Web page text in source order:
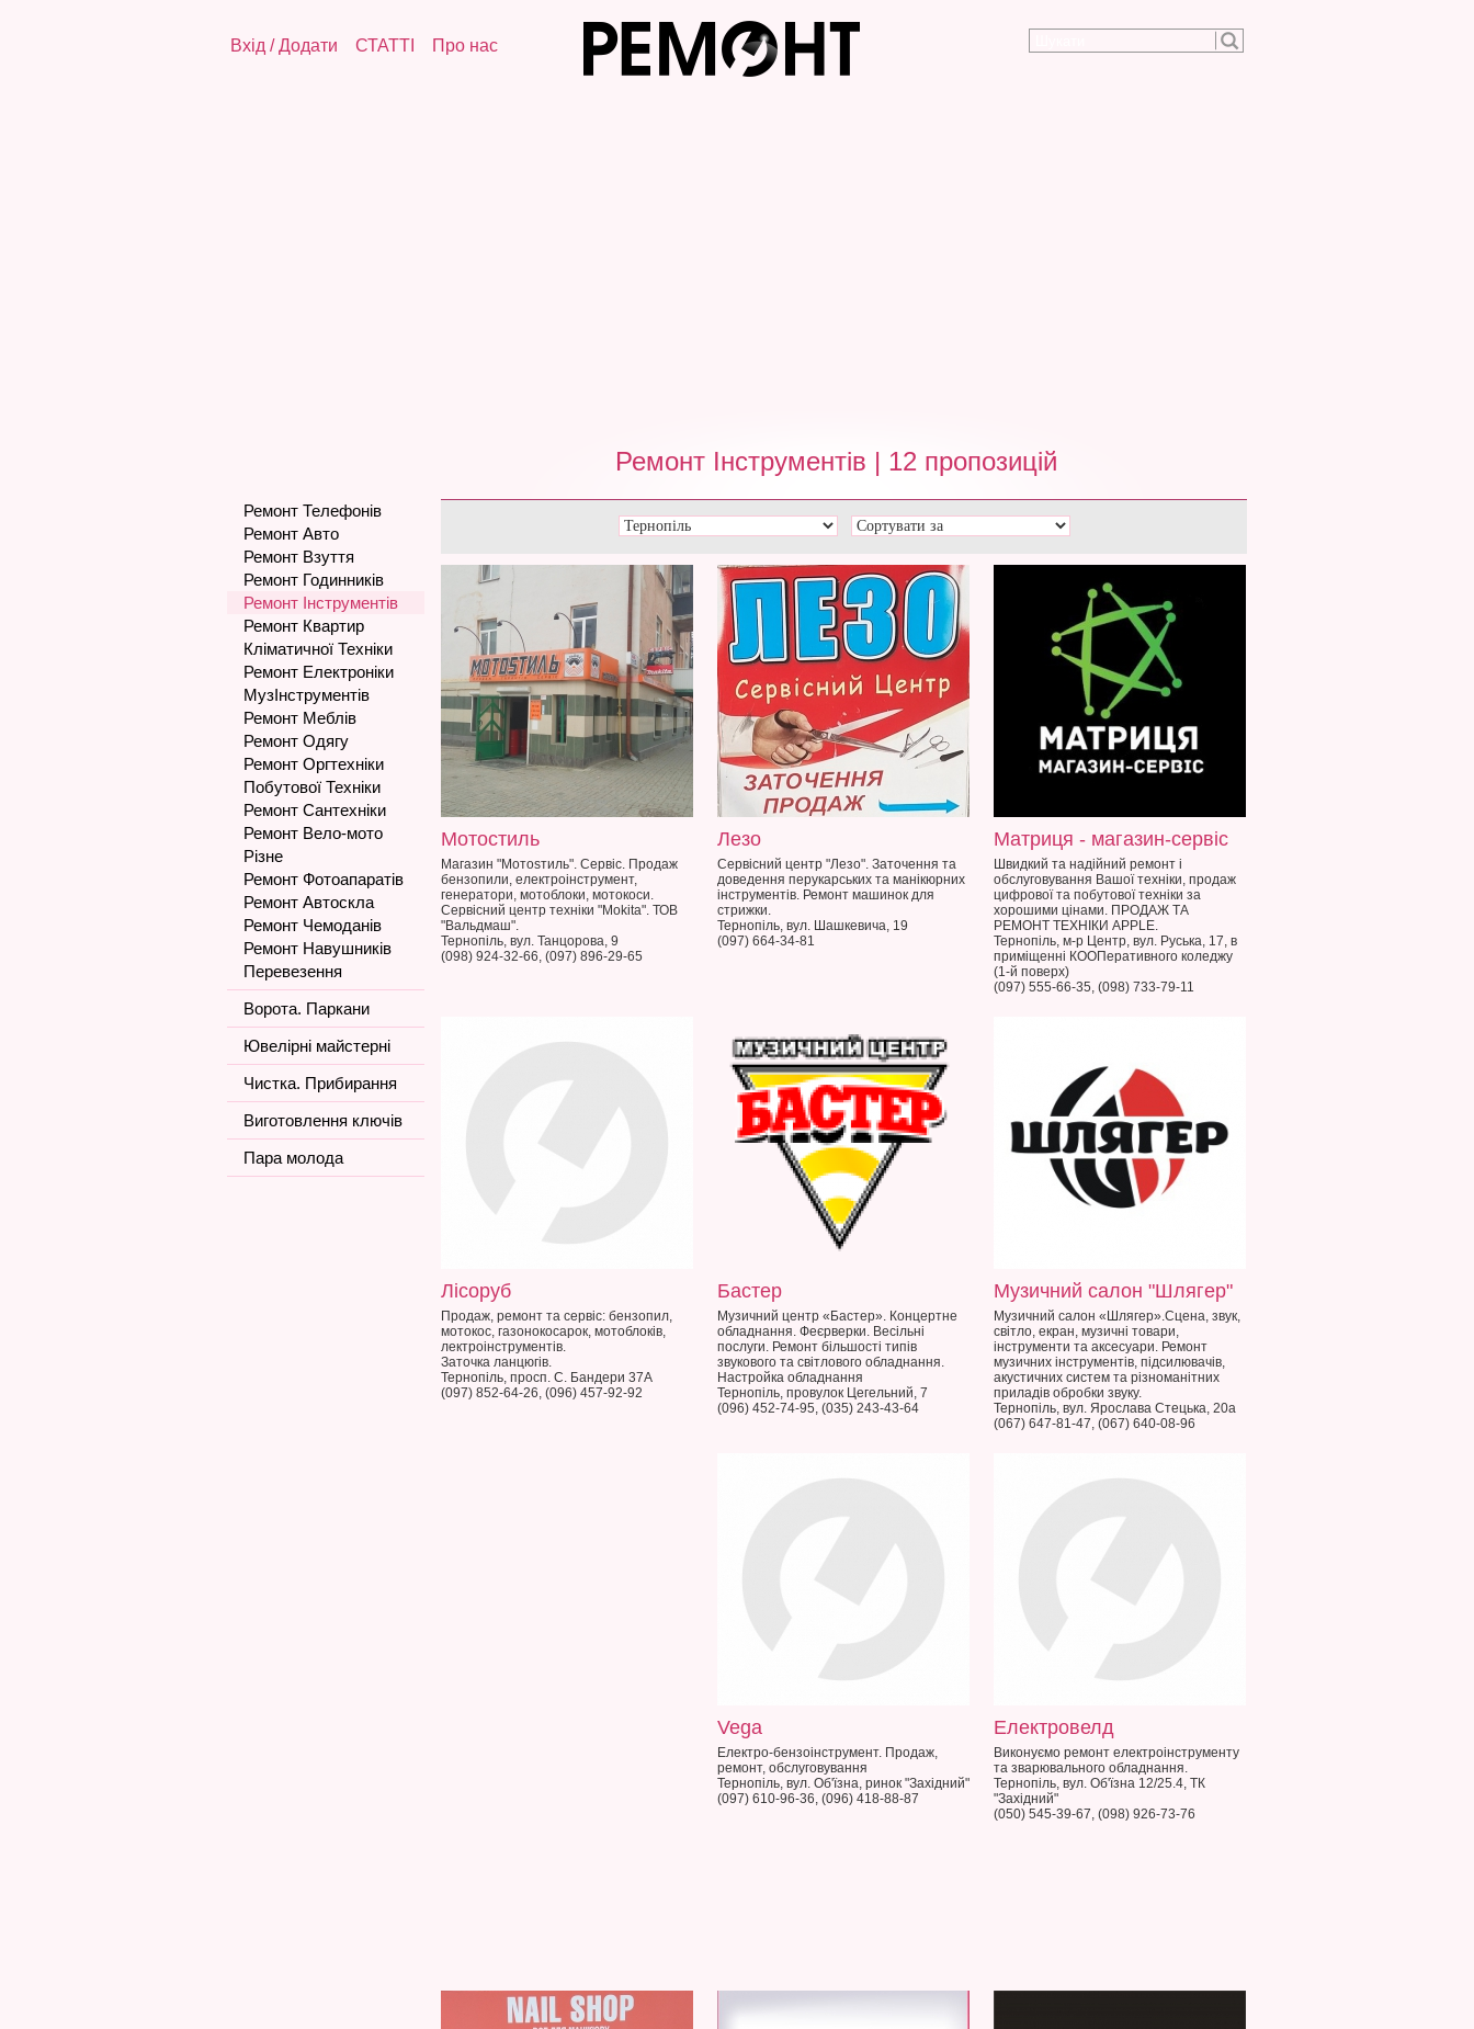
Вхід /Додати СТАТТІ Про нас
Ремонт Інструментів | 12 пропозицій
Ремонт Телефонів
Ремонт Авто
Ремонт Взуття
Ремонт Годинників
Ремонт Інструментів
Ремонт Квартир
Кліматичної Техніки
Ремонт Електроніки
МузІнструментів
Ремонт Меблів
Ремонт Одягу
Ремонт Оргтехніки
Побутової Техніки
Ремонт Сантехніки
Ремонт Вело-мото
Різне
Ремонт Фотоапаратів
Ремонт Автоскла
Ремонт Чемоданів
Ремонт Навушників
Перевезення
Ворота. Паркани
Ювелірні майстерні
Чистка. Прибирання
Виготовлення ключів
Пара молода
Мотостиль
Магазин "Мотоsтиль". Сервіс. Продаж
бензопили, електроінструмент,
генератори, мотоблоки, мотокоси.
Сервісний центр техніки "Mokita". ТОВ
"Вальдмаш".
Тернопіль, вул. Танцорова, 9
(098) 924-32-66, (097) 896-29-65
Лезо
Сервісний центр "Лезо". Заточення та
доведення перукарських та манікюрних
інструментів. Ремонт машинок для
стрижки.
Тернопіль, вул. Шашкевича, 19
(097) 664-34-81
Матриця - магазин-сервіс
Швидкий та надійний ремонт і
обслуговування Вашої техніки, продаж
цифрової та побутової техніки за
хорошими цінами. ПРОДАЖ ТА
РЕМОНТ ТЕХНІКИ APPLE.
Тернопіль, м-р Центр, вул. Руська, 17, в
приміщенні КООПеративного коледжу
(1-й поверх)
(097) 555-66-35, (098) 733-79-11
Лісоруб
Продаж, ремонт та сервіс: бензопил,
мотокос, газонокосарок, мотоблоків,
лектроінструментів.
Заточка ланцюгів.
Тернопіль, просп. С. Бандери 37А
(097) 852-64-26, (096) 457-92-92
Бастер
Музичний центр «Бастер». Концертне
обладнання. Феєрверки. Весільні
послуги. Ремонт більшості типів
звукового та світлового обладнання.
Настройка обладнання
Тернопіль, провулок Цегельний, 7
(096) 452-74-95, (035) 243-43-64
Музичний салон "Шлягер"
Музичний салон «Шлягер».Сцена, звук,
світло, екран, музичні товари,
інструменти та аксесуари. Ремонт
музичних інструментів, підсилювачів,
акустичних систем та різноманітних
приладів обробки звуку.
Тернопіль, вул. Ярослава Стецька, 20а
(067) 647-81-47, (067) 640-08-96
Vega
Електро-бензоінструмент. Продаж,
ремонт, обслуговування
Тернопіль, вул. Об'їзна, ринок "Західний"
(097) 610-96-36, (096) 418-88-87
Електровелд
Виконуємо ремонт електроінструменту
та зварювального обладнання.
Тернопіль, вул. Об'їзна 12/25.4, ТК
"Західний"
(050) 545-39-67, (098) 926-73-76